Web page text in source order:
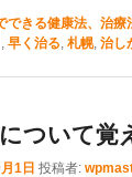
できる健康法、治療
早く治る 札幌, 治し
ついて覚
1日 投稿者: